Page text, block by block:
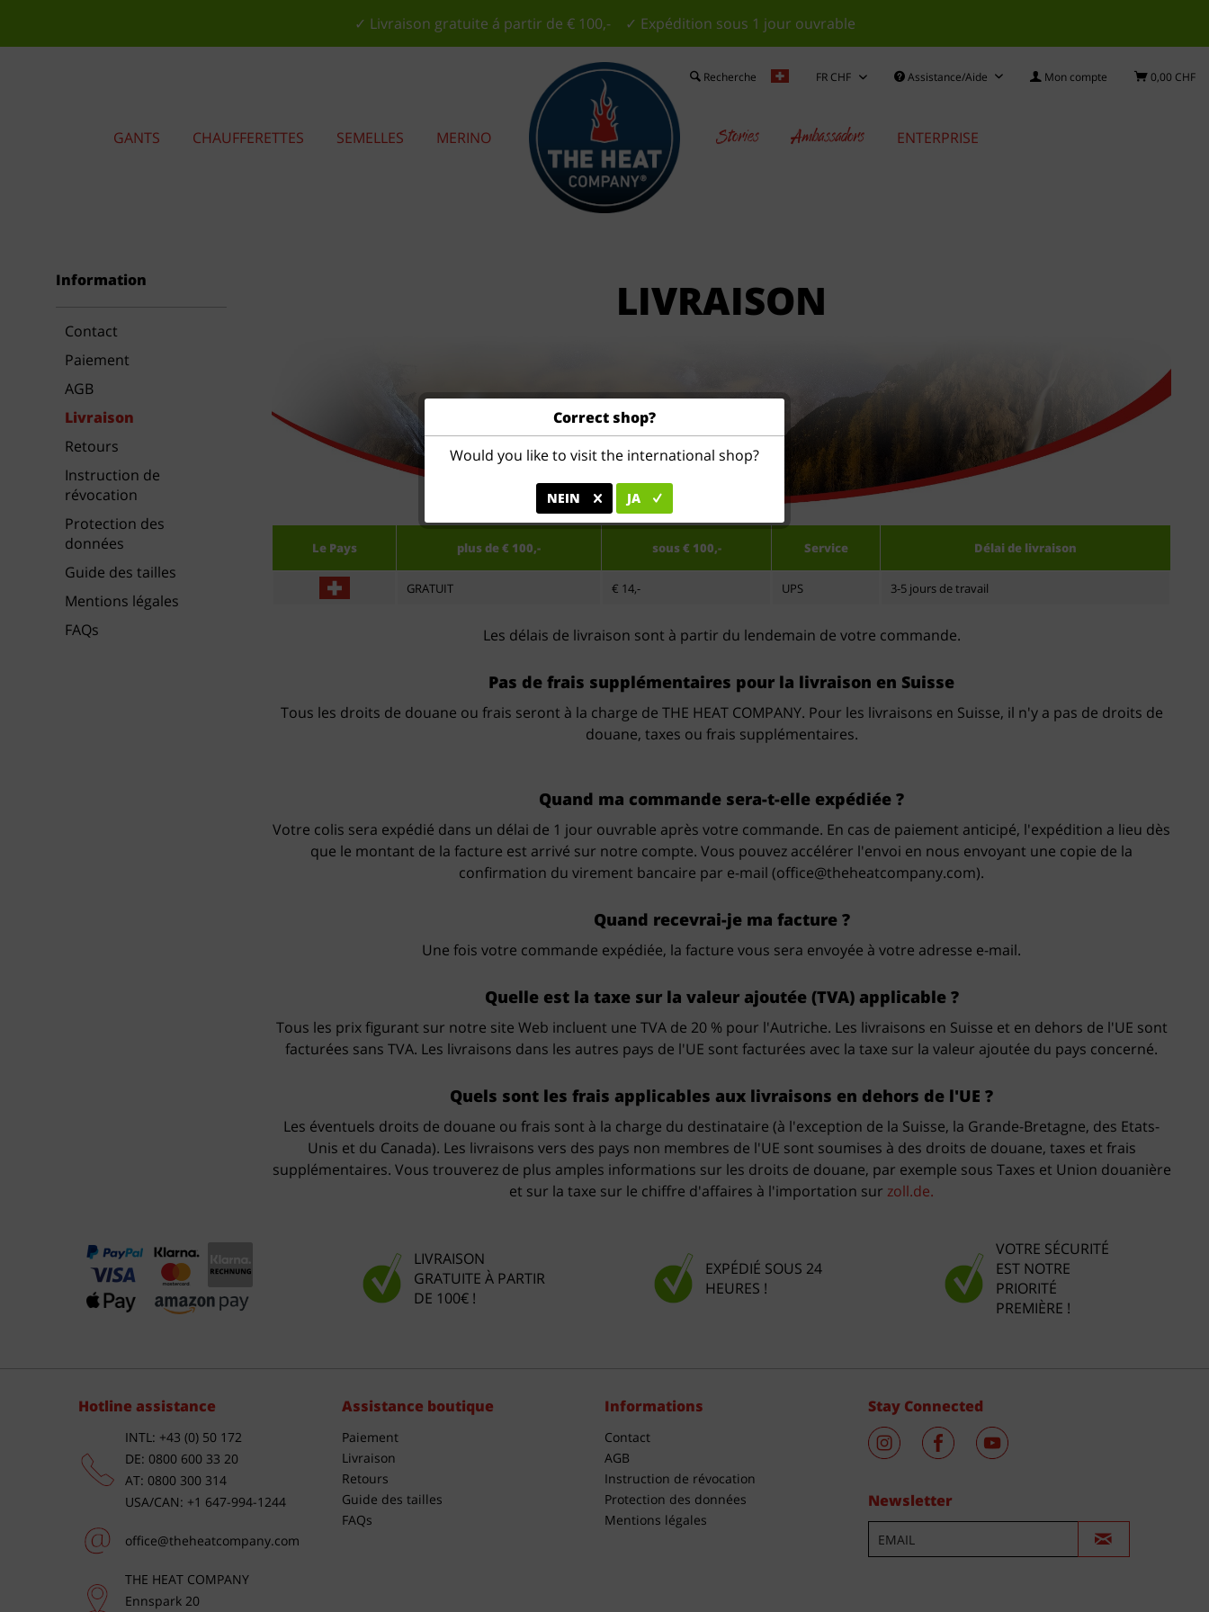
✓ Livraison gratuite á partir de € 100,- ✓ Expédition sous 1 jour ouvrable
Assistance/Aide Mon compte 0,00 CHF
Recherche
GANTS CHAUFFERETTES SEMELLES MERINO Stories Ambassadors ENTERPRISE
Information
Contact
Paiement
AGB
Livraison
Retours
Instruction de
révocation
Protection des
données
Guide des tailles
Mentions légales
FAQs
LIVRAISON
Le Pays plus de € 100,- sous € 100,- Service Délai de livraison
GRATUIT € 14,- UPS 3-5 jours de travail
Les délais de livraison sont à partir du lendemain de votre commande.
Pas de frais supplémentaires pour la livraison en Suisse
Tous les droits de douane ou frais seront à la charge de THE HEAT COMPANY. Pour les livraisons en Suisse, il n'y a pas de droits de
douane, taxes ou frais supplémentaires.
Quand ma commande sera-t-elle expédiée ?
Votre colis sera expédié dans un délai de 1 jour ouvrable après votre commande. En cas de paiement anticipé, l'expédition a lieu dès
que le montant de la facture est arrivé sur notre compte. Vous pouvez accélérer l'envoi en nous envoyant une copie de la
confirmation du virement bancaire par e-mail (office@theheatcompany.com).
Quand recevrai-je ma facture ?
Une fois votre commande expédiée, la facture vous sera envoyée à votre adresse e-mail.
Quelle est la taxe sur la valeur ajoutée (TVA) applicable ?
Tous les prix figurant sur notre site Web incluent une TVA de 20 % pour l'Autriche. Les livraisons en Suisse et en dehors de l'UE sont
facturées sans TVA. Les livraisons dans les autres pays de l'UE sont facturées avec la taxe sur la valeur ajoutée du pays concerné.
Quels sont les frais applicables aux livraisons en dehors de l'UE ?
Les éventuels droits de douane ou frais sont à la charge du destinataire (à l'exception de la Suisse, la Grande-Bretagne, des Etats-
Unis et du Canada). Les livraisons vers des pays non membres de l'UE sont soumises à des droits de douane, taxes et frais
supplémentaires. Vous trouverez de plus amples informations sur les droits de douane, par exemple sous Taxes et Union douanière
et sur la taxe sur le chiffre d'affaires à l'importation sur zoll.de.
LIVRAISON
GRATUITE À PARTIR
DE 100€ !
EXPÉDIÉ SOUS 24
HEURES !
VOTRE SÉCURITÉ
EST NOTRE
PRIORITÉ
PREMIÈRE !
Hotline assistance
INTL: +43 (0) 50 172
DE: 0800 600 33 20
AT: 0800 300 314
USA/CAN: +1 647-994-1244
office@theheatcompany.com
THE HEAT COMPANY
Ennspark 20
Assistance boutique
Paiement
Livraison
Retours
Guide des tailles
FAQs
Informations
Contact
AGB
Instruction de révocation
Protection des données
Mentions légales
Stay Connected
Newsletter
Correct shop?
Would you like to visit the international shop?
NEIN JA